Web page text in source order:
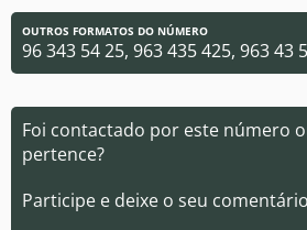
OUTROS FORMATOS DO NÚMERO
96 343 54 25, 963 435 425, 963 43
Foi contactado por este número
pertence?
Participe e deixe o seu comentário